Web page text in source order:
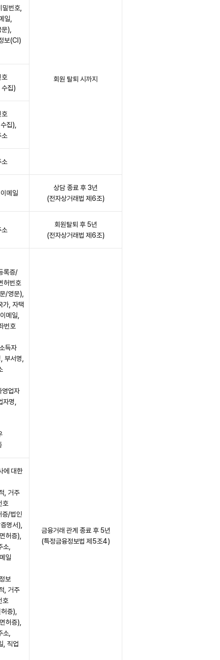
번호,
일,
),
보(CI)
회원 탈퇴 시까지
호
수집)
호
집),
소
소
메일
상담 종료 후 3년
(전자상거래법 제6조)
소
회원탈퇴 후 5년
(전자상거래법 제6조)
록증/
허번호
/영문),
가, 자택
메일,
번호
득자
부서명,
영업자
명,
금융거래 관계 종료 후 5년
(특정금융정보법 제5조4)
에 대한
, 거주
호
증/법인
명서),
허증),
소,
일
보
, 거주
호
증),
허증),
소,
, 직업